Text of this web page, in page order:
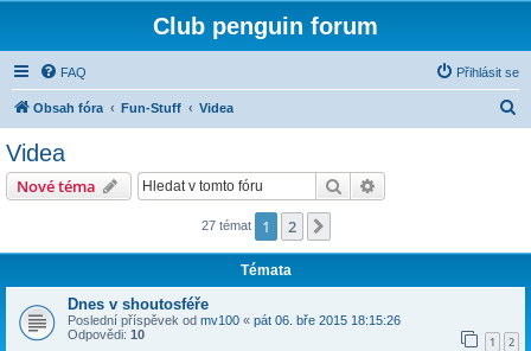
Club penguin forum
FAQ Přihlásit se
Obsah fóra Fun-Stuff Videa
Videa
Nové téma Hledat
27 témat 1 2
Témata
Dnes v shoutosféře
Poslední příspěvek od mv100 « pát 06. bře 2015 18:15:26
Odpovědi: 10 1 2